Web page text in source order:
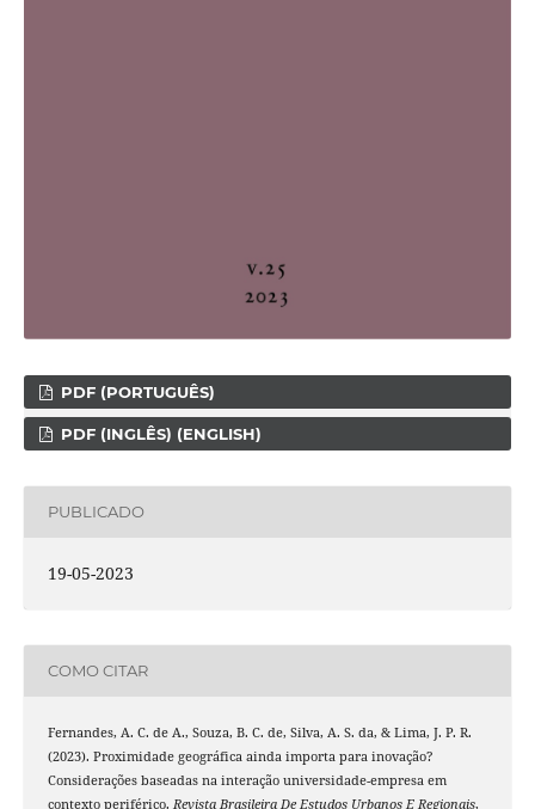
PDF (PORTUGUÊS)
PDF (INGLÊS) (ENGLISH)
PUBLICADO
19-05-2023
COMO CITAR
Fernandes, A. C. de A., Souza, B. C. de, Silva, A. S. da, & Lima, J. P. R.
(2023). Proximidade geográfica ainda importa para inovação?
Considerações baseadas na interação universidade-empresa em
contexto periférico. Revista Brasileira De Estudos Urbanos E Regionais,